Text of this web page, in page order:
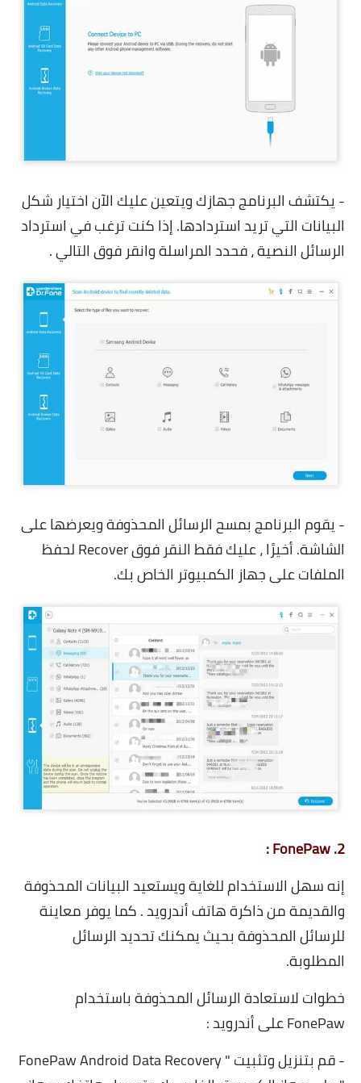
- يكتشف البرنامج جهازك ويتعين عليك الآن اختيار شكل
البيانات التي تريد استردادها. إذا كنت ترغب في استرداد
الرسائل النصية ، فحدد المراسلة وانقر فوق التالي .
- يقوم البرنامج بمسح الرسائل المحذوفة ويعرضها على
الشاشة. أخيرًا ، عليك فقط النقر فوق Recover لحفظ
الملفات على جهاز الكمبيوتر الخاص بك.
2.
FonePaw
:
إنه سهل الاستخدام للغاية ويستعيد البيانات المحذوفة
والقديمة من ذاكرة هاتف أندرويد . كما يوفر معاينة
للرسائل المحذوفة بحيث يمكنك تحديد الرسائل
المطلوبة.
خطوات لاستعادة الرسائل المحذوفة باستخدام
FonePaw على أندرويد :
- قم بتنزيل وتثبيت " FonePaw Android Data Recovery